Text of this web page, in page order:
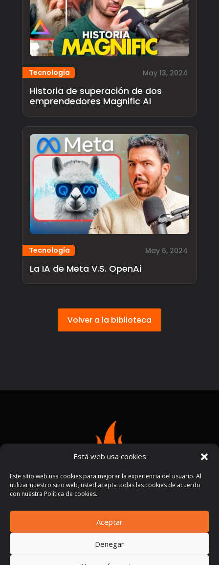
Está web usa cookies
Este sitio web usa cookies para mejorar la experiencia del usuario. Al
utilizar nuestro sitio web, usted acepta todas las cookies de acuerdo
con nuestra Política de cookies.
Aceptar
Denegar
Tecnología May 13, 2024
Historia de superación de dos
emprendedores Magnific AI
Tecnología May 6, 2024
La IA de Meta V.S. OpenAi
Volver a la biblioteca
Términos y condiciones|Políticas de privacidad